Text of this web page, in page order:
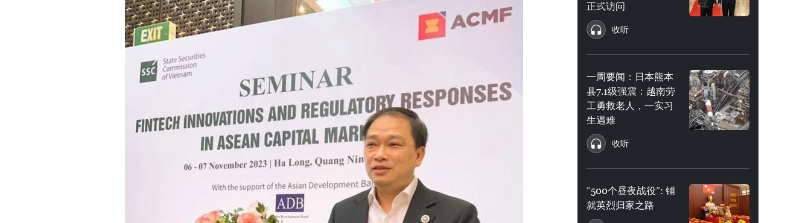
正式访问
收听
一周要闻：日本熊本
县7.1级强震：越南劳
工勇救老人，一实习
生遇难
收听
“500个昼夜战役”: 铺
就英烈归家之路